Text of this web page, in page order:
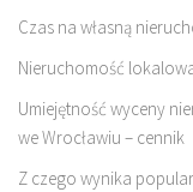
Czas na własną
Nieruchomość
Umiejętność wyceny
we Wrocławiu – cennik
Z czego wynika